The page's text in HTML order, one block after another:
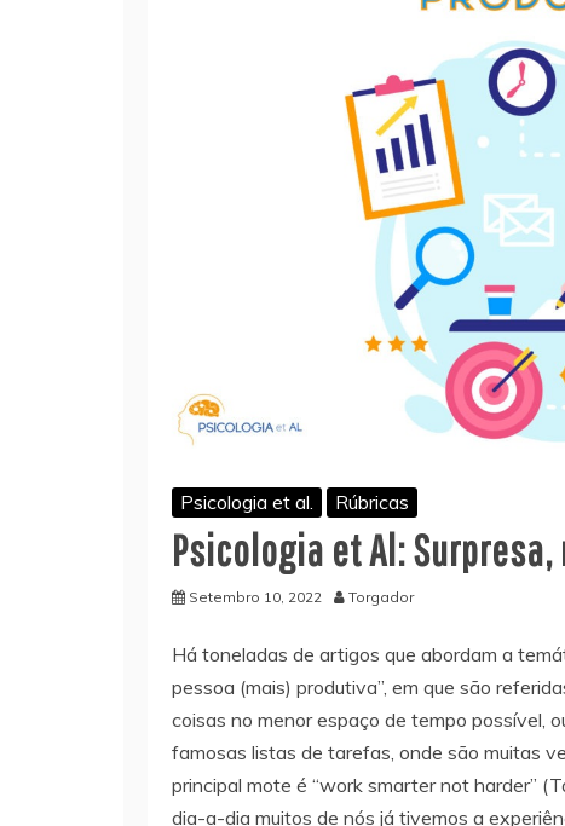
Psicologia et al. Rúbricas
Psicologia et Al:
Setembro 10, 2022 Torgador
Há toneladas de artigos que abordam a
pessoa (mais) produtiva”, em que são
coisas no menor espaço de tempo possível,
famosas listas de tarefas, onde são muitas
principal mote é “work smarter not harder”
dia-a-dia muitos de nós já tivemos a